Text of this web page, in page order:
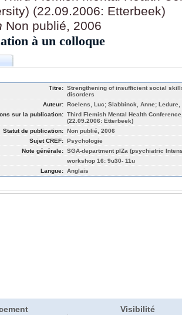
(22.09.2006: Etterbeek)
Non publié, 2006
à un colloque
Titre: Strengthening of insufficient social
disorders
Auteur: Roelens, Luc; Slabbinck, Anne;
sur la publication: Third Flemish Mental Health
(22.09.2006: Etterbeek)
Statut de publication: Non publié, 2006
Sujet CREF: Psychologie
Note générale: SGA-department pIZa (psychiatric
workshop 16: 9u30- 11u
Langue: Anglais
Visibilité